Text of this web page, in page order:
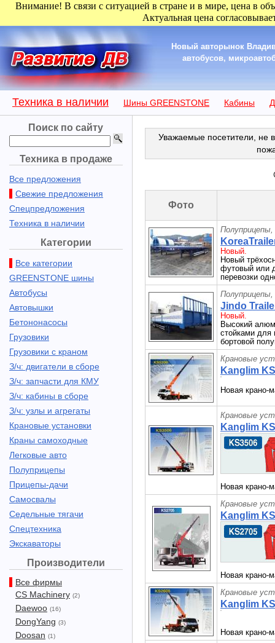
Внимание! В связи с ситуацией в стране и в мире, цена в
Актуальная цена
Новый авторынок
автобусов,
Техника в наличии Шины GREENSTONE Кабины
Поиск по сайту
Техника в продаже
Все предложения
Свежие предложения
Спецпредложения
Техника в наличии
Категории
Все категории
GREENSTONE шины
Автобусы
Автовышки
Бетононасосы
Грузовики
Грузовики с краном
З/ч: двигатели в сборе
З/ч: запчасти для КМУ
З/ч: кабины в сборе
З/ч: узлы и агрегаты
Крановые установки
Краны самоходные
Легковые авто
Полуприцепы
Прицепы-дачи
Самосвалы
Седельные тягачи
Спецтехника
Экскаваторы
Производители
Все фирмы
CS Machinery (2)
Daewoo (16)
DongYang (3)
Doosan (1)
Уважаемые посетители, не
Фото
Новый.
Новый
футовый или
перевозки
Jindo
Новый.
Высокий
стойками для
бортовой
Крановые
Kanglim
Новая крано-
Крановые
Kanglim
Новая крано-
Крановые
Kanglim
Новая крано-
Крановые
Kanglim
Новая крано-